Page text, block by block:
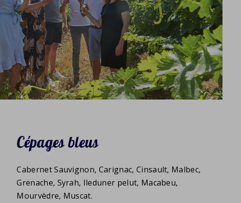
Cépages bleus
Cabernet Sauvignon, Carignac, Cinsault, Malbec,
Grenache, Syrah, Ileduner pelut, Macabeu,
Mourvèdre, Muscat.